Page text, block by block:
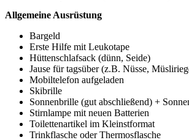
Allgemeine Ausrüstung
Bargeld
Erste Hilfe mit Leukotape
Hüttenschlafsack (dünn, Seide)
Jause für tagsüber (z.B. Nüsse,
Mobiltelefon aufgeladen
Skibrille
Sonnenbrille (gut abschließend) +
Stirnlampe mit neuen Batterien
Toilettenartikel im Kleinstformat
Trinkflasche oder Thermosflasche